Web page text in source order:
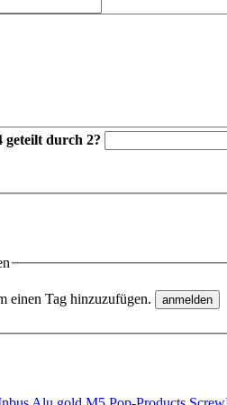
geteilt durch 2?
einen Tag hinzuzufügen.